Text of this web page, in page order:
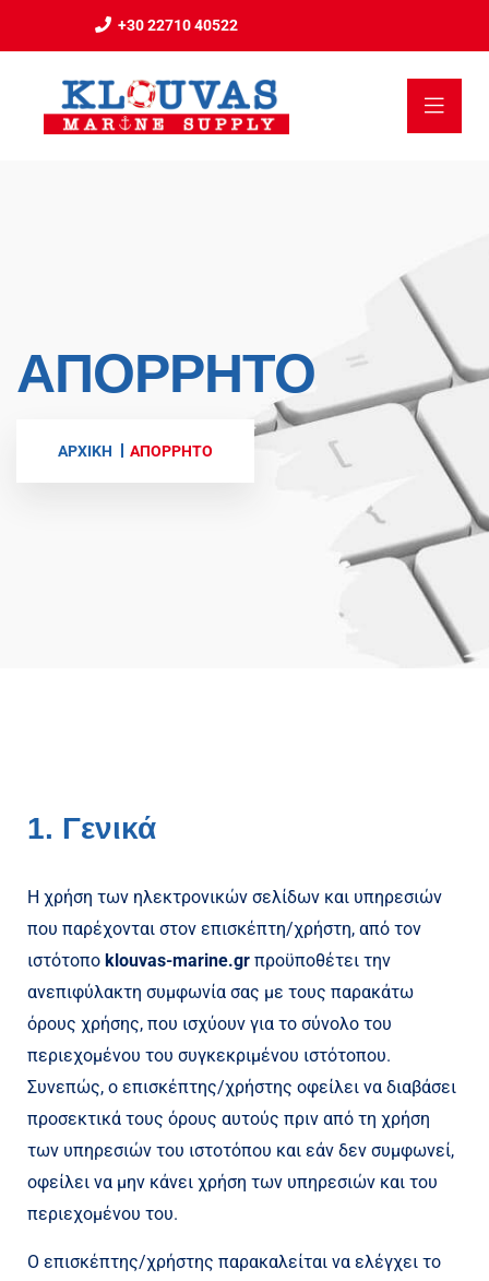
+30 22710 40522
ΑΠΌΡΡΗΤΟ
ΑΡΧΙΚΗ ΑΠΌΡΡΗΤΟ
1. Γενικά
Η χρήση των ηλεκτρονικών σελίδων και υπηρεσιών
που παρέχονται στον επισκέπτη/χρήστη, από τον
ιστότοπο klouvas-marine.gr προϋποθέτει την
ανεπιφύλακτη συμφωνία σας με τους παρακάτω
όρους χρήσης, που ισχύουν για το σύνολο του
περιεχομένου του συγκεκριμένου ιστότοπου.
Συνεπώς, ο επισκέπτης/χρήστης οφείλει να διαβάσει
προσεκτικά τους όρους αυτούς πριν από τη χρήση
των υπηρεσιών του ιστοτόπου και εάν δεν συμφωνεί,
οφείλει να μην κάνει χρήση των υπηρεσιών και του
περιεχομένου του.
Ο επισκέπτης/χρήστης παρακαλείται να ελέγχει το